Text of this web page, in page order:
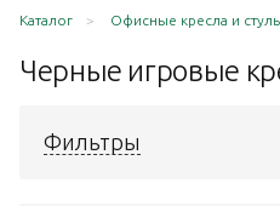
Каталог Офисные кресла и
Черные игровые
Фильтры